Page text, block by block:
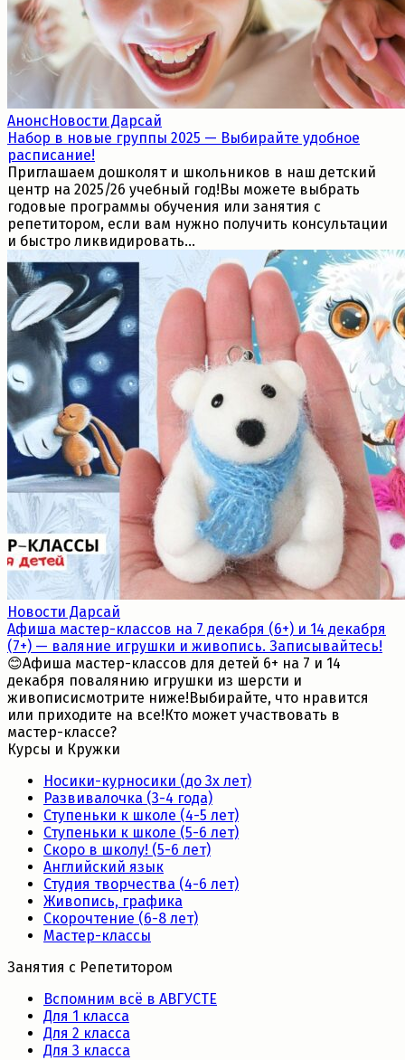
АнонсНовости Дарсай
Набор в новые группы 2025 — Выбирайте удобное
расписание!
Приглашаем дошколят и школьников в наш детский
центр на 2025/26 учебный год!Вы можете выбрать
годовые программы обучения или занятия с
репетитором, если вам нужно получить консультации
и быстро ликвидировать...
Новости Дарсай
Афиша мастер-классов на 7 декабря (6+) и 14 декабря
(7+) — валяние игрушки и живопись. Записывайтесь!
😊Афиша мастер-классов для детей 6+ на 7 и 14
декабря повалянию игрушки из шерсти и
живописисмотрите ниже!Выбирайте, что нравится
или приходите на все!Кто может участвовать в
мастер-классе?
Курсы и Кружки
Носики-курносики (до 3х лет)
Развивалочка (3-4 года)
Ступеньки к школе (4-5 лет)
Ступеньки к школе (5-6 лет)
Скоро в школу! (5-6 лет)
Английский язык
Студия творчества (4-6 лет)
Живопись, графика
Скорочтение (6-8 лет)
Мастер-классы
Занятия с Репетитором
Вспомним всё в АВГУСТЕ
Для 1 класса
Для 2 класса
Для 3 класса